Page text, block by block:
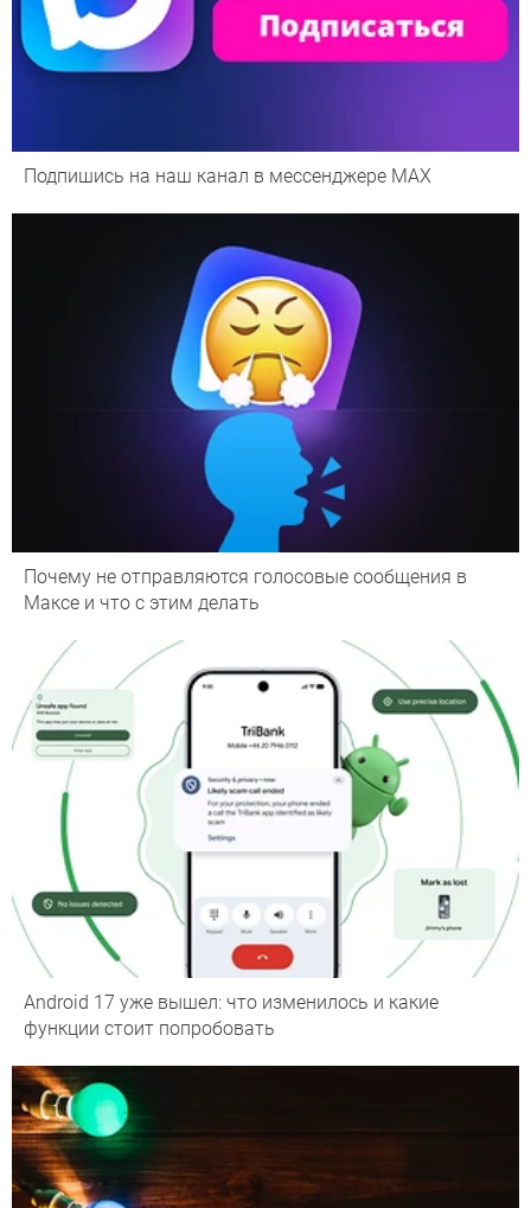
Подпишись на наш канал в мессенджере МАХ
Почему не отправляются голосовые сообщения в
Максе и что с этим делать
Android 17 уже вышел: что изменилось и какие
функции стоит попробовать